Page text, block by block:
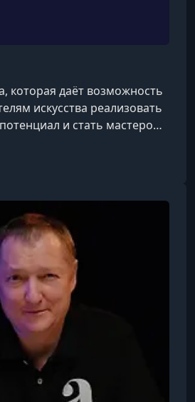
которая даёт возможность
искусства реализовать
и стать мастером